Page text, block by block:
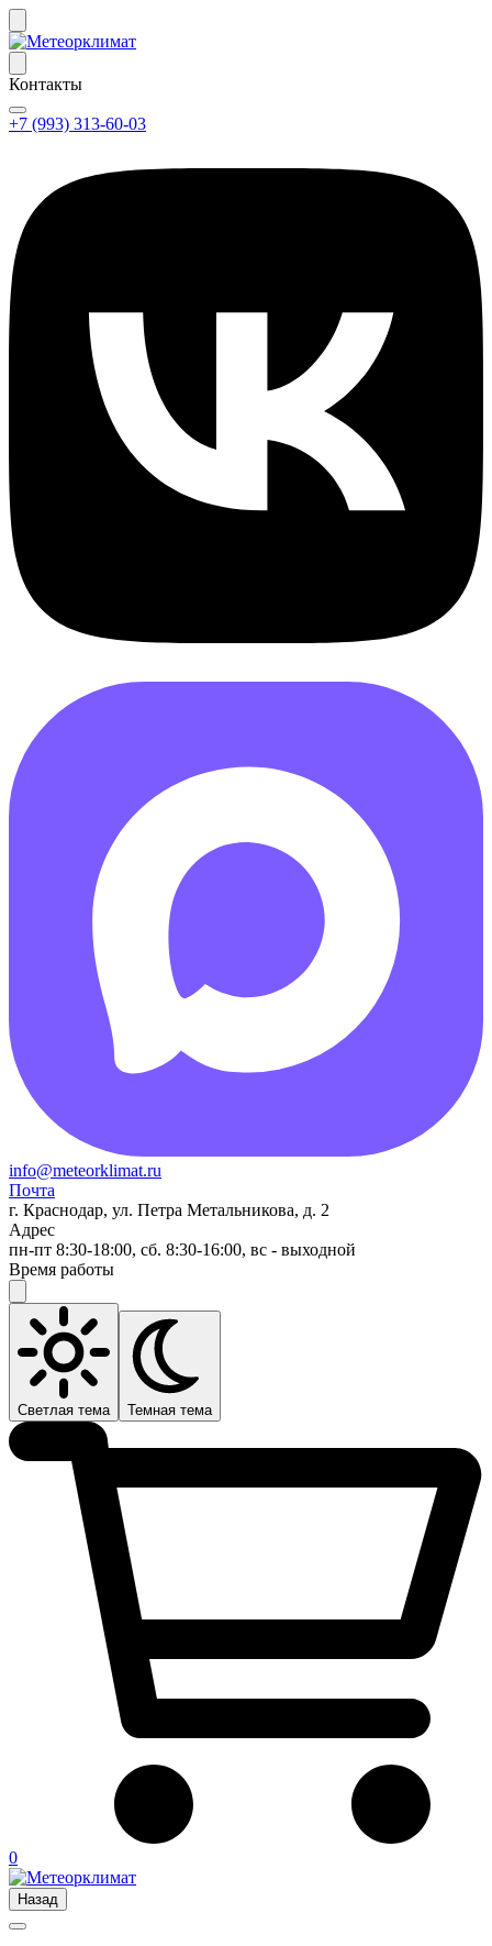
Контакты
+7 (993) 313-60-03
info@meteorklimat.ru
Почта
г. Краснодар, ул. Петра Метальникова, д. 2
Адрес
пн-пт 8:30-18:00, сб. 8:30-16:00, вс - выходной
Время работы
Светлая тема Темная тема
0
Назад